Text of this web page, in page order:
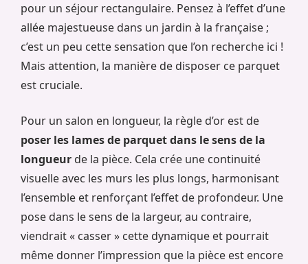
pour un séjour rectangulaire. Pensez à l’effet d’une
allée majestueuse dans un jardin à la française ;
c’est un peu cette sensation que l’on recherche ici !
Mais attention, la manière de disposer ce parquet
est cruciale.
Pour un salon en longueur, la règle d’or est de
poser les lames de parquet dans le sens de la
longueur de la pièce. Cela crée une continuité
visuelle avec les murs les plus longs, harmonisant
l’ensemble et renforçant l’effet de profondeur. Une
pose dans le sens de la largeur, au contraire,
viendrait « casser » cette dynamique et pourrait
même donner l’impression que la pièce est encore